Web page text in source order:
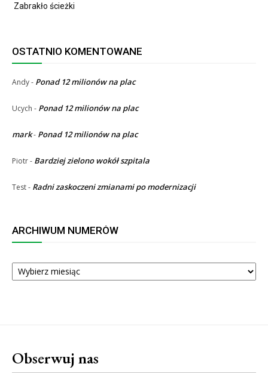
Zabrakło ścieżki
OSTATNIO KOMENTOWANE
Andy- Ponad 12 milionów na plac
Ucych - Ponad 12 milionów na plac
mark- Ponad 12 milionów na plac
Piotr- Bardziej zielono wokół szpitala
Test- Radni zaskoczeni zmianami po modernizacji
ARCHIWUM NUMERÓW
ARCHIWUM
NUMERÓW
Obserwuj nas